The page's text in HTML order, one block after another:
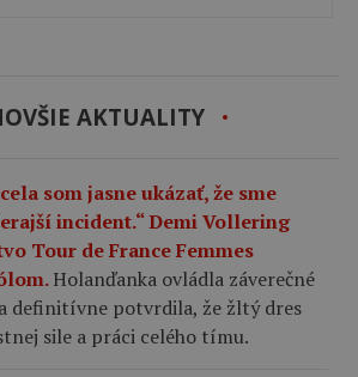
AKTUALITY
som jasne ukázať, že sme
incident.“ Demi Vollering
Tour de France Femmes
Holanďanka ovládla záverečné
definitívne potvrdila, že žltý dres
sile a práci celého tímu.